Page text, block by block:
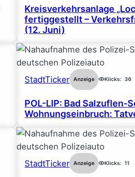
Kreisverkehrsanlage
fertiggestellt –
(12. Juni)
StadtTicker Anzeige Klicks: 36
POL-LIP: Bad Salzuflen-
Wohnungseinbruch:
StadtTicker Anzeige Klicks: 11